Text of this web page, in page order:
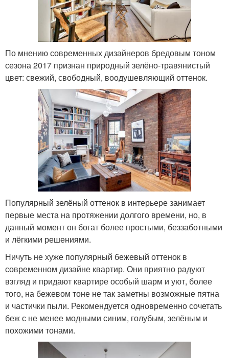
По мнению современных дизайнеров бредовым тоном
сезона 2017 признан природный зелёно-травянистый
цвет: свежий, свободный, воодушевляющий оттенок.
Популярный зелёный оттенок в интерьере занимает
первые места на протяжении долгого времени, но, в
данный момент он богат более простыми, беззаботными
и лёгкими решениями.
Ничуть не хуже популярный бежевый оттенок в
современном дизайне квартир. Они приятно радуют
взгляд и придают квартире особый шарм и уют, более
того, на бежевом тоне не так заметны возможные пятна
и частички пыли. Рекомендуется одновременно сочетать
беж с не менее модными синим, голубым, зелёным и
похожими тонами.